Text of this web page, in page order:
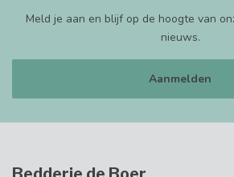
Meld je aan en blijf op de hoogte van
nieuws.
Aanmelden